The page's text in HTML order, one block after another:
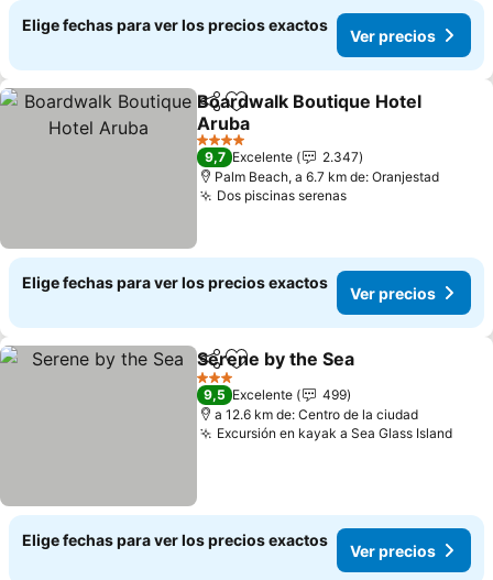
Elige fechas para ver los precios exactos
Ver precios
CompartirAgregar a favoritos
Boardwalk Boutique Hotel
Aruba
Ver precios
4 Estrellas
9,7 Excelente
2.347
Palm Beach, a 6.7 km de: Oranjestad
Dos piscinas serenasVer precios
Elige fechas para ver los precios exactos
Ver precios
CompartirAgregar a favoritos
Serene by the Sea
3 Estrellas
9,5 Excelente
499
a 12.6 km de: Centro de la ciudad
Excursión en kayak a Sea Glass IslandVer
Elige fechas para ver los precios exactos
Ver precios